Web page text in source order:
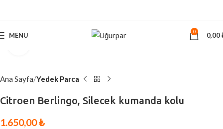
MENU 0 0,00
Ana Sayfa Yedek Parca
Citroen Berlingo, Silecek kumanda kolu
1.650,00₺